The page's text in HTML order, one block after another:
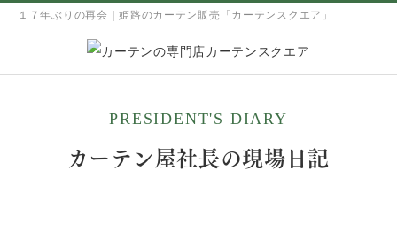
１７年ぶりの再会｜姫路のカーテン販売「カーテンスクエア」
PRESIDENT'S DIARY
カーテン屋社長の現場日記